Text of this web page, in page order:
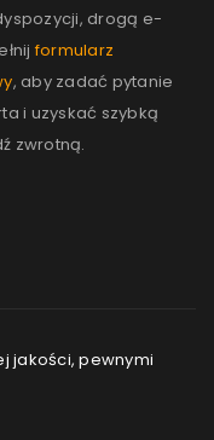
drogą e-
formularz
, aby zadać pytanie
i uzyskać szybką
zwrotną.
jakości, pewnymi